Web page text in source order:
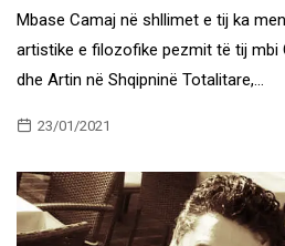
Mbase Camaj në shllimet e tij ka
artistike e filozofike pezmit të tij mbi
dhe Artin në Shqipninë Totalitare,…
23/01/2021